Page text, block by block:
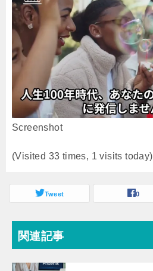
Screenshot
(Visited 33 times, 1 visits today)
Tweet 0
関連記事